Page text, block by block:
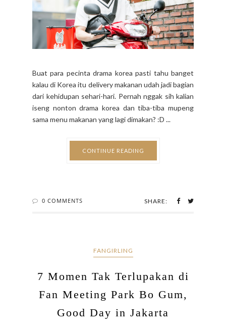
Buat para pecinta drama korea pasti tahu banget
kalau di Korea itu delivery makanan udah jadi bagian
dari kehidupan sehari-hari. Pernah nggak sih kalian
iseng nonton drama korea dan tiba-tiba mupeng
sama menu makanan yang lagi dimakan? :D ...
CONTINUE READING
0 COMMENTS SHARE:
FANGIRLING
7 Momen Tak Terlupakan di
Fan Meeting Park Bo Gum,
Good Day in Jakarta